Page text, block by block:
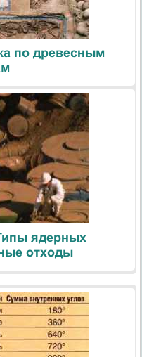
по древесным
ядерных
отходы